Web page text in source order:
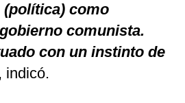
(política) como
comunista.
con un instinto de
, indicó.